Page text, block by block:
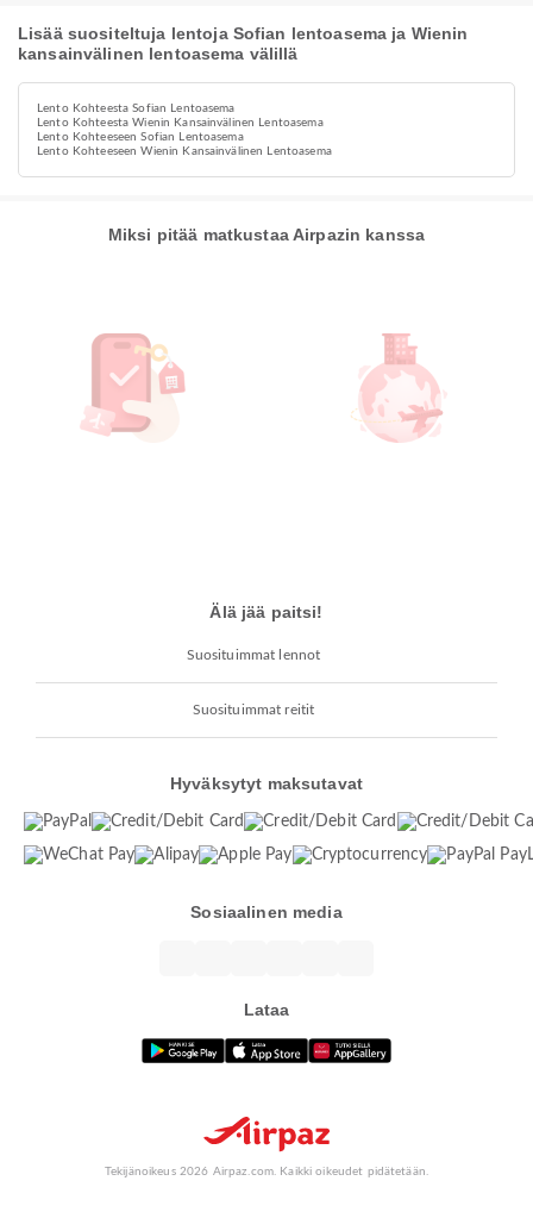
Lisää suositeltuja lentoja Sofian lentoasema ja Wienin
kansainvälinen lentoasema välillä
Lento Kohteesta Sofian Lentoasema
Lento Kohteesta Wienin Kansainvälinen Lentoasema
Lento Kohteeseen Sofian Lentoasema
Lento Kohteeseen Wienin Kansainvälinen Lentoasema
Miksi pitää matkustaa Airpazin kanssa
Älä jää paitsi!
Suosituimmat lennot
Suosituimmat reitit
Hyväksytyt maksutavat
Sosiaalinen media
Lataa
Tekijänoikeus 2026 Airpaz.com. Kaikki oikeudet pidätetään.